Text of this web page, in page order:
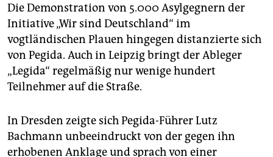
Die Demonstration von 5.000 Asylgegnern der
Initiative „Wir sind Deutschland“ im
vogtländischen Plauen hingegen distanzierte sich
von Pegida. Auch in Leipzig bringt der Ableger
„Legida“ regelmäßig nur wenige hundert
Teilnehmer auf die Straße.
In Dresden zeigte sich Pegida-Führer Lutz
Bachmann unbeeindruckt von der gegen ihn
erhobenen Anklage und sprach von einer